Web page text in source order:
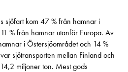
sjöfart kom 47 % från hamnar i
% från hamnar utanför Europa. Av
i Östersjöområdet och 14 %
sjötransporten mellan Finland och
miljoner ton. Mest gods